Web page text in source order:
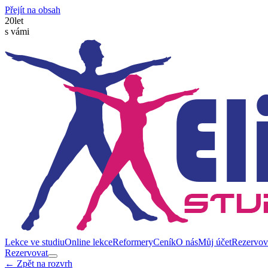
Přejít na obsah
20let
s vámi
Lekce ve studiuOnline lekceReformeryCeníkO násMůj účet
Rezervovat
← Zpět na rozvrh